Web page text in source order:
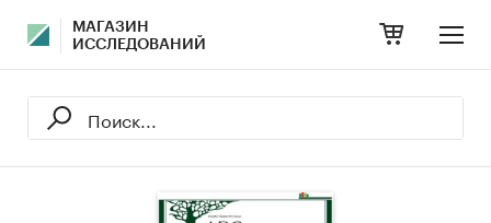
МАГАЗИН
ИССЛЕДОВАНИЙ